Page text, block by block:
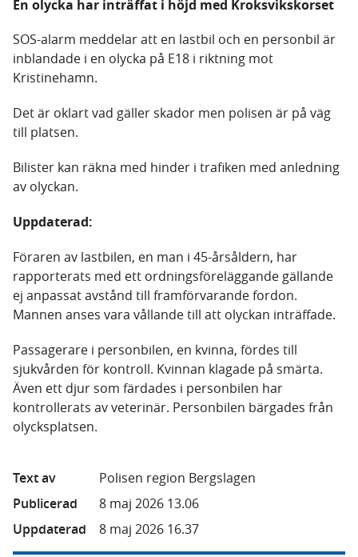
En olycka har inträffat i höjd med Kroksvikskorset
SOS-alarm meddelar att en lastbil och en personbil är
inblandade i en olycka på E18 i riktning mot
Kristinehamn.
Det är oklart vad gäller skador men polisen är på väg
till platsen.
Bilister kan räkna med hinder i trafiken med anledning
av olyckan.
Uppdaterad:
Föraren av lastbilen, en man i 45-årsåldern, har
rapporterats med ett ordningsföreläggande gällande
ej anpassat avstånd till framförvarande fordon.
Mannen anses vara vållande till att olyckan inträffade.
Passagerare i personbilen, en kvinna, fördes till
sjukvården för kontroll. Kvinnan klagade på smärta.
Även ett djur som färdades i personbilen har
kontrollerats av veterinär. Personbilen bärgades från
olycksplatsen.
Text av
Polisen region Bergslagen
Publicerad
8 maj 2026 13.06
Uppdaterad
8 maj 2026 16.37